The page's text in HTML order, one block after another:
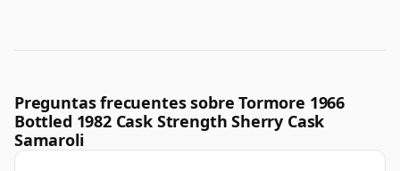
Preguntas frecuentes sobre Tormore 1966
Bottled 1982 Cask Strength Sherry Cask
Samaroli